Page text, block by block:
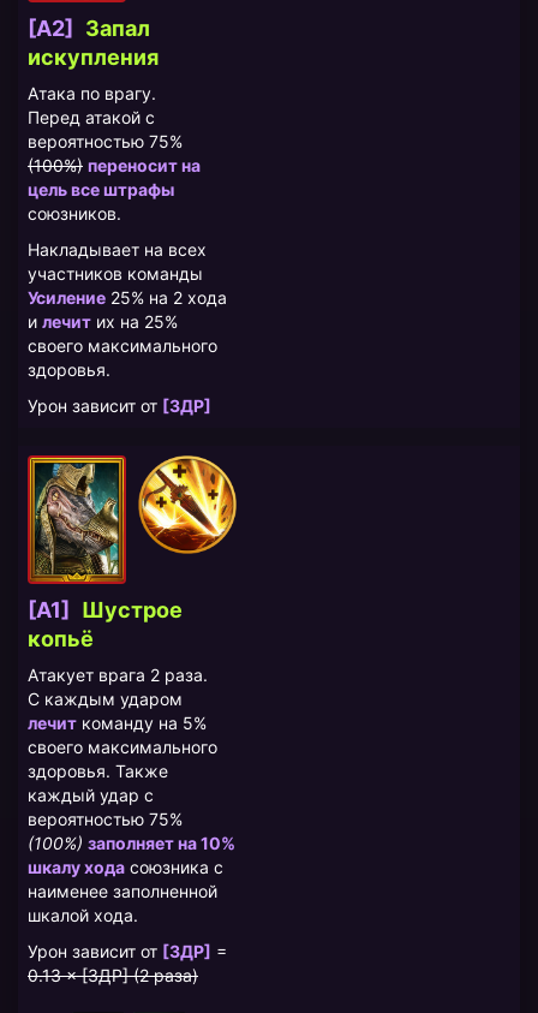
[A2]
Запал
искупления
Атака по врагу.
Перед атакой с
вероятностью 75%
(100%) переносит на
цель все штрафы
союзников.
Накладывает на всех
участников команды
Усиление 25% на 2 хода
и лечит их на 25%
своего максимального
здоровья.
Урон зависит от [ЗДР]
[A1] Шустрoе
копьё
Атакует врага 2 раза.
С каждым ударом
лечит команду на 5%
своего максимального
здоровья. Также
каждый удар с
вероятностью 75%
(100%) заполняет на 10%
шкалу хода союзника с
наименее заполненной
шкалой хода.
Урон зависит от [ЗДР] =
0.13 × [ЗДР] (2 раза)